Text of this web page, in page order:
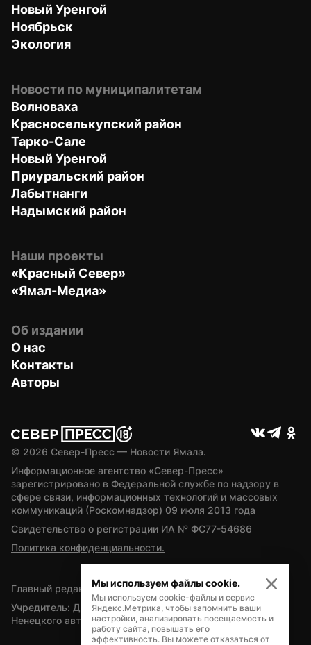
Новый Уренгой
Ноябрьск
Экология
Новости по муниципалитетам
Волноваха
Красноселькупский район
Тарко-Сале
Новый Уренгой
Приуральский район
Лабытнанги
Надымский район
Наши проекты
«Красный Север»
«Ямал-Медиа»
Об издании
О нас
Контакты
Авторы
© 2026 Север-Пресс — Новости Ямала.
Информационное агентство «Север-Пресс»
зарегистрировано в Федеральной службе по надзору в
сфере связи, информационных технологий и массовых
коммуникаций (Роскомнадзор) 09 июля 2013 года
Свидетельство о регистрации ИА № ФС77-54686
Политика конфиденциальности.
Главный редактор — А.Л. Поздеев
Учредитель: Департамент внутренней политики Ямало-
Ненецкого автономного округа
Мы используем файлы cookie.
Мы используем cookie-файлы и сервис
Яндекс.Метрика, чтобы запомнить ваши
настройки, анализировать посещаемость и
работу сайта, повышать его
эффективность. Вы можете отказаться от